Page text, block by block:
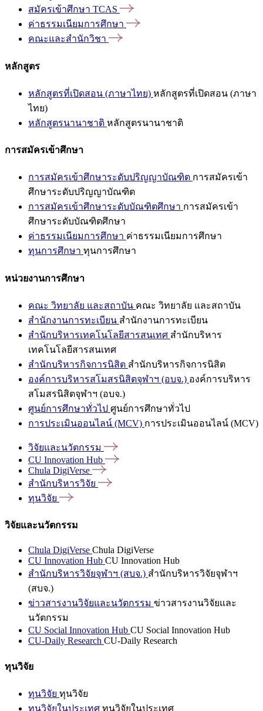
สมัครเข้าศึกษา TCAS
ค่าธรรมเนียมการศึกษา
คณะและสำนักวิชา
หลักสูตร
หลักสูตรที่เปิดสอน (ภาษาไทย) หลักสูตรที่เปิดสอน (ภาษา
ไทย)
หลักสูตรนานาชาติ หลักสูตรนานาชาติ
การสมัครเข้าศึกษา
การสมัครเข้าศึกษาระดับปริญญาบัณฑิต การสมัครเข้า
ศึกษาระดับปริญญาบัณฑิต
การสมัครเข้าศึกษาระดับบัณฑิตศึกษา การสมัครเข้า
ศึกษาระดับบัณฑิตศึกษา
ค่าธรรมเนียมการศึกษา ค่าธรรมเนียมการศึกษา
ทุนการศึกษา ทุนการศึกษา
หน่วยงานการศึกษา
คณะ วิทยาลัย และสถาบัน คณะ วิทยาลัย และสถาบัน
สำนักงานการทะเบียน สำนักงานการทะเบียน
สำนักบริหารเทคโนโลยีสารสนเทศ สำนักบริหาร
เทคโนโลยีสารสนเทศ
สำนักบริหารกิจการนิสิต สำนักบริหารกิจการนิสิต
องค์การบริหารสโมสรนิสิตจุฬาฯ (อบจ.) องค์การบริหาร
สโมสรนิสิตจุฬาฯ (อบจ.)
ศูนย์การศึกษาทั่วไป ศูนย์การศึกษาทั่วไป
การประเมินออนไลน์ (MCV) การประเมินออนไลน์ (MCV)
วิจัยและนวัตกรรม
CU Innovation Hub
Chula DigiVerse
สำนักบริหารวิจัย
ทุนวิจัย
วิจัยและนวัตกรรม
Chula DigiVerse Chula DigiVerse
CU Innovation Hub CU Innovation Hub
สำนักบริหารวิจัยจุฬาฯ (สบจ.) สำนักบริหารวิจัยจุฬาฯ
(สบจ.)
ข่าวสารงานวิจัยและนวัตกรรม ข่าวสารงานวิจัยและ
นวัตกรรม
CU Social Innovation Hub CU Social Innovation Hub
CU-Daily Research CU-Daily Research
ทุนวิจัย
ทุนวิจัย ทุนวิจัย
ทุนวิจัยในประเทศ ทุนวิจัยในประเทศ